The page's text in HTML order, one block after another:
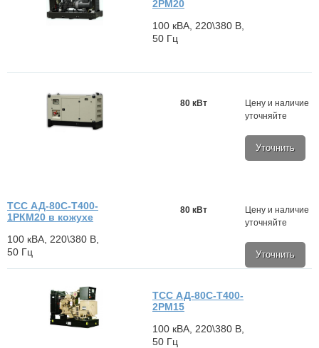
2РМ20
100 кВА, 220\380 В,
50 Гц
Цену и наличие
уточняйте
Уточнить
80 кВт
ТСС АД-80С-Т400-
1РКМ20 в кожухе
100 кВА, 220\380 В,
50 Гц
Цену и наличие
уточняйте
Уточнить
80 кВт
ТСС АД-80С-Т400-
2РМ15
100 кВА, 220\380 В,
50 Гц